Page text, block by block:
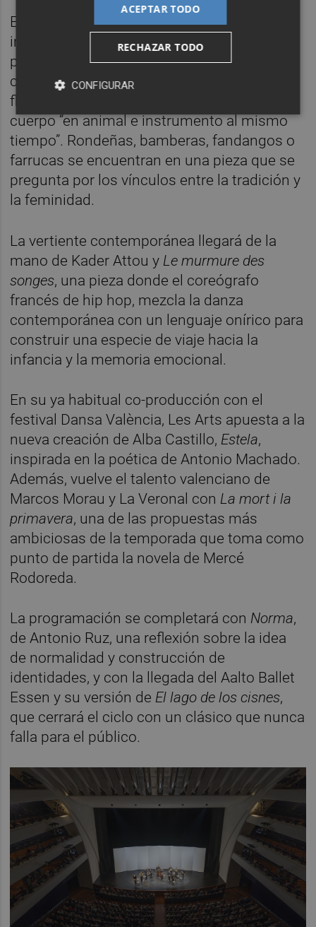
El flamenco tendrá también un peso
importante dentro del ciclo.Olga Pericet
presentará
La Leona, un espectáculo
concebido como homenaje a la guitarra
flamenca donde la bailaora transforma el
cuerpo “en animal e instrumento al mismo
tiempo”. Rondeñas, bamberas, fandangos o
farrucas se encuentran en una pieza que se
pregunta por los vínculos entre la tradición y
la feminidad.
La vertiente contemporánea llegará de la
mano de Kader Attou y Le murmure des
songes, una pieza donde el coreógrafo
francés de hip hop, mezcla la danza
contemporánea con un lenguaje onírico para
construir una especie de viaje hacia la
infancia y la memoria emocional.
En su ya habitual co-producción con el
festival Dansa València, Les Arts apuesta a la
nueva creación de Alba Castillo, Estela,
inspirada en la poética de Antonio Machado.
Además, vuelve el talento valenciano de
Marcos Morau y La Veronal con La mort i la
primavera, una de las propuestas más
ambiciosas de la temporada que toma como
punto de partida la novela de Mercé
Rodoreda.
La programación se completará con Norma,
de Antonio Ruz, una reflexión sobre la idea
de normalidad y construcción de
identidades, y con la llegada del Aalto Ballet
Essen y su versión de El lago de los cisnes,
que cerrará el ciclo con un clásico que nunca
falla para el público.
ACEPTAR TODO
RECHAZAR TODO
CONFIGURAR